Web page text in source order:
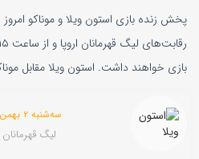
بازی خواهند داشت. استون ویلا مقابل
سه‌شنبه ۲ بهمن ۲۱:۱۵
لیگ قهرمانان